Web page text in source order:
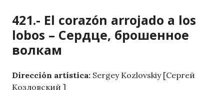
421.- El corazón arrojado a los
lobos – Сердце, брошенное
волкам
Dirección artística: Sergey Kozlovskiy [Сергей
Козловский ]